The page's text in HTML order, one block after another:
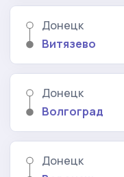
Донецк
Витязево
Донецк
Волгоград
Донецк